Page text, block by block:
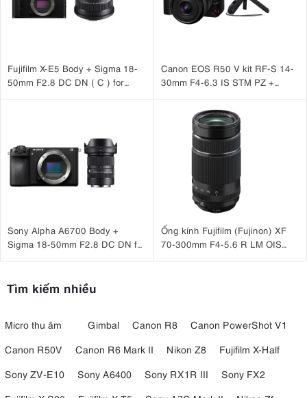
Fujifilm X-E5 Body + Sigma 18-
50mm F2.8 DC DN ( C ) for
Canon EOS R50 V kit RF-S 14-
30mm F4-6.3 IS STM PZ +
Sony Alpha A6700 Body +
Sigma 18-50mm F2.8 DC DN for
Ống kính Fujifilm (Fujinon) XF
70-300mm F4-5.6 R LM OIS
Tìm kiếm nhiều
Micro thu âm Gimbal Canon R8
Canon PowerShot V1
Canon R50V
Canon R6 Mark II Nikon Z8
Fujifilm X-Half
Sony ZV-E10
Sony A6400 Sony RX1R III
Sony FX2